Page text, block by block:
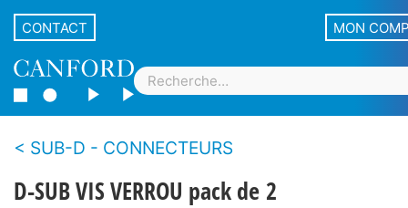
CONTACT MON
SUB-D - CONNECTEURS
D-SUB VIS VERROU pack de 2